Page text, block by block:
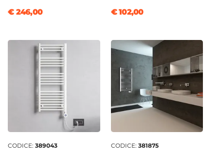
€ 246,00 € 102,00
CODICE: 389043 CODICE: 381875